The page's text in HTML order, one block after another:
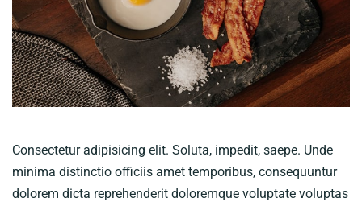
GALLERY
CONTACT US
Consectetur adipisicing elit. Soluta, impedit, saepe. Unde
minima distinctio officiis amet temporibus, consequuntur
dolorem dicta reprehenderit doloremque voluptate voluptas